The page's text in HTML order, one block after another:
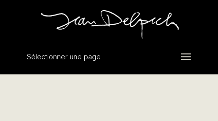
Sélectionner une page